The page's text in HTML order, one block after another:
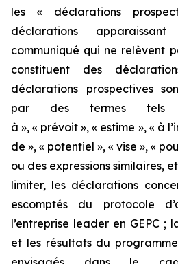
les « déclarations
déclarations
communiqué qui ne relèvent
constituent des
déclarations prospectives
par des termes tels
à », « prévoit », « estime », « à
de », « potentiel », « vise », «
ou des expressions similaires,
limiter, les déclarations
escomptés du protocole
l’entreprise leader en GEPC ;
et les résultats du